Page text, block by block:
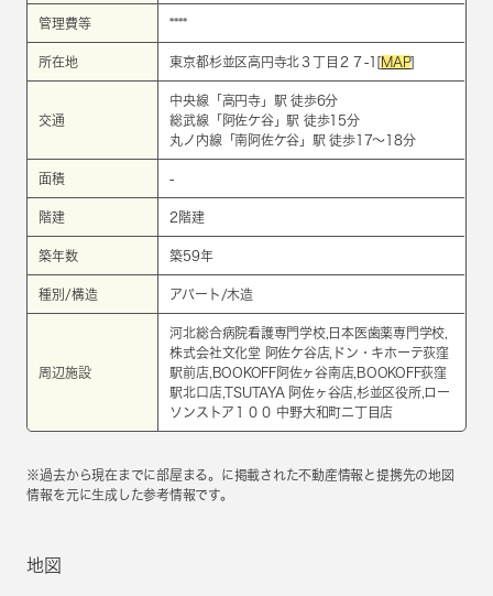
管理費等 ****
所在地 東京都杉並区高円寺北３丁目２７-1[MAP]
交通
中央線 「 高円寺」駅 徒歩6分
総武線 「 阿佐ケ谷」駅 徒歩15分
丸ノ内線 「南阿佐ケ谷 」駅 徒歩17～18分
面積 -
階建 2階建
築年数 築59年
種別/構造 アパート/木造
周辺施設
河北総合病院看護専門学校,日本医歯薬専門学校,
株式会社文化堂 阿佐ケ谷店,ドン・キホーテ荻窪
駅前店,BOOKOFF阿佐ヶ谷南店,BOOKOFF荻窪
駅北口店,TSUTAYA 阿佐ヶ谷店,杉並区役所,ロー
ソンストア１００ 中野大和町二丁目店
※過去から現在までに部屋まる。に掲載された不動産情報と提携先の地図
情報を元に生成した参考情報です。
地図